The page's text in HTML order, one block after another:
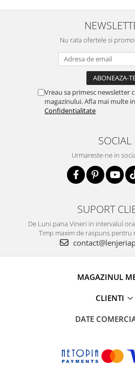
Nu rata ofertele si
Vreau sa primesc newsletter
magazinului. Afla mai multe in
Confidentialitate
SOCIAL
Urmareste-ne in
SUPORT
De Luni pana Vineri in intervalul
Timp maxim de raspuns pentru
MAGAZINUL
CLIENTI
DATE